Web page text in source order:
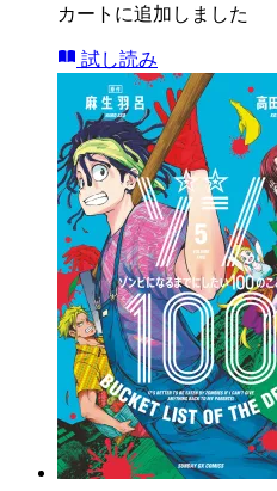
カートに追加しました
試し読み